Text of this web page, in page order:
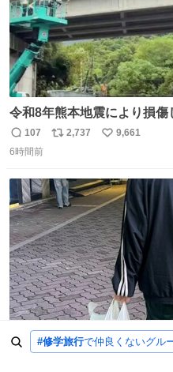
#修学旅行で仲良くないグル
令和8年熊本地震により損
（下り線）の復旧作業を行
で、段差が生じた橋桁をジ
めてまいります。
返
信
107
リ
ト
数
2,737
い
数
9,661
6時間前